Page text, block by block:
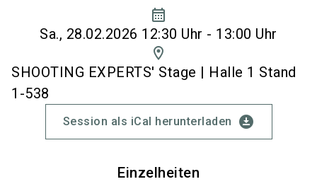
calendar_month
Sa., 28.02.2026 12:30 Uhr - 13:00 Uhr
location_on
SHOOTING EXPERTS' Stage | Halle 1 Stand
1-538
Session als iCal herunterladen download_for_offline
Einzelheiten